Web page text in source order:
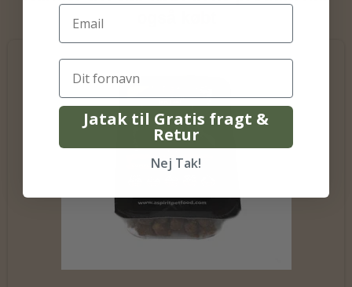
Jatak til Gratis fragt &
Retur
Nej Tak!